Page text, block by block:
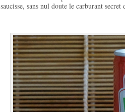
saucisse, sans nul doute le carburant